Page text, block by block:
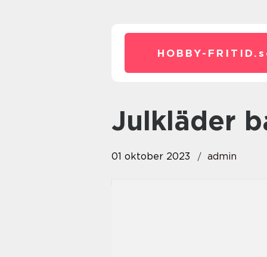
HOBBY-FRITID.
julkläder
01 oktober 2023 admin